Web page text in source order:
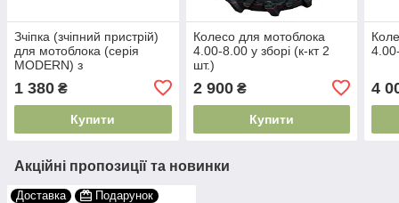
Зчіпка (зчіпний пристрій)
для мотоблока (серія
MODERN) з
регулювальним гвинтом
1 380 ₴
Купити
Колесо для мотоблока
4.00-8.00 у зборі (к-кт 2
шт.)
2 900₴
Купити
4
Акційні пропозиції та новинки
Доставка Подарунок